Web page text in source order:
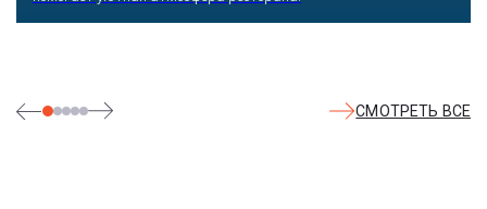
СМОТРЕТЬ ВСЕ